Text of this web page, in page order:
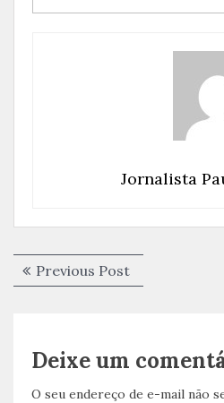
Jornalista
Navegação
de
Previous PostPrevious
post:
Deixe um
O seu endereço de e-mail não